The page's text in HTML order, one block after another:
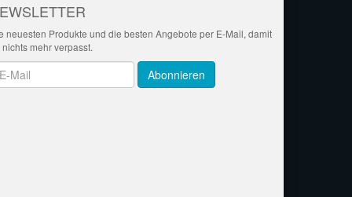
neuesten Produkte und die besten Angebote per E-Mail, damit
nichts mehr verpasst.
Abonnieren